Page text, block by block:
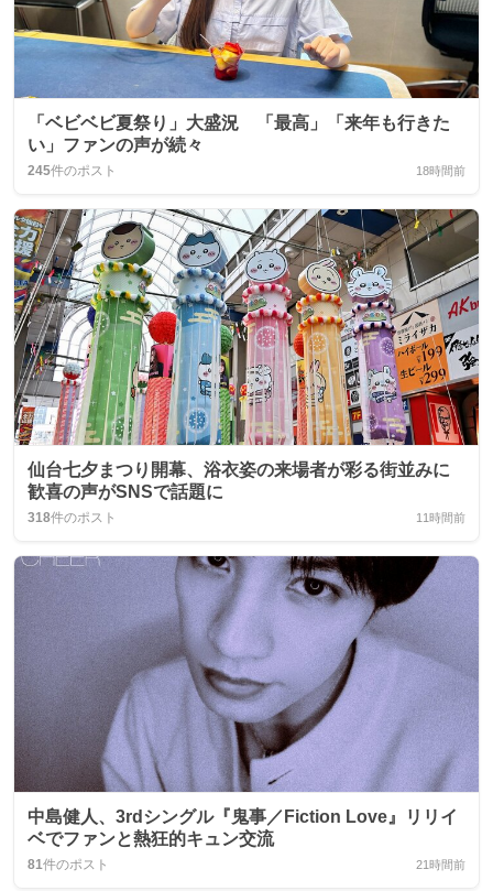
「ベビベビ夏祭り」大盛況 「最高」「来年も行きた
い」ファンの声が続々
245件のポスト 18時間前
仙台七夕まつり開幕、浴衣姿の来場者が彩る街並みに
歓喜の声がSNSで話題に
318件のポスト 11時間前
中島健人、3rdシングル『鬼事／Fiction Love』リリイ
ベでファンと熱狂的キュン交流
81件のポスト 21時間前